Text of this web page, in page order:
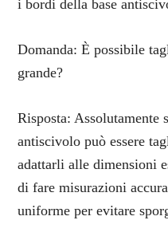
i bordi della base
Domanda: È possibile
grande?
Risposta:
antiscivolo può essere
adattarli alle dimensioni
di fare misurazioni
uniforme per evitare